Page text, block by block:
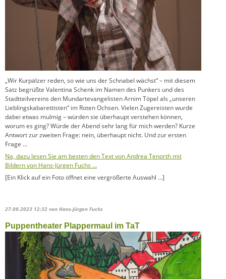
„Wir Kurpälzer reden, so wie uns der Schnabel wächst“ – mit diesem
Satz begrüßte Valentina Schenk im Namen des Punkers und des
Stadtteilvereins den Mundartevangelisten Arnim Töpel als „unseren
Lieblingskabarettisten“ im Roten Ochsen. Vielen Zugereisten wurde
dabei etwas mulmig – würden sie überhaupt verstehen können,
worum es ging? Würde der Abend sehr lang für mich werden? Kurze
Antwort zur zweiten Frage: nein, überhaupt nicht. Und zur ersten
Frage …
Na, dazu lesen Sie am besten den Text von Andrea Tenorth mit
Bildern von Hans-Jürgen Fuchs …
[Ein Klick auf ein Foto öffnet eine vergrößerte Auswahl …]
27.09.2023 12:32 von Hans-Jürgen Fuchs
Puppentheater Plappermaul im TaT